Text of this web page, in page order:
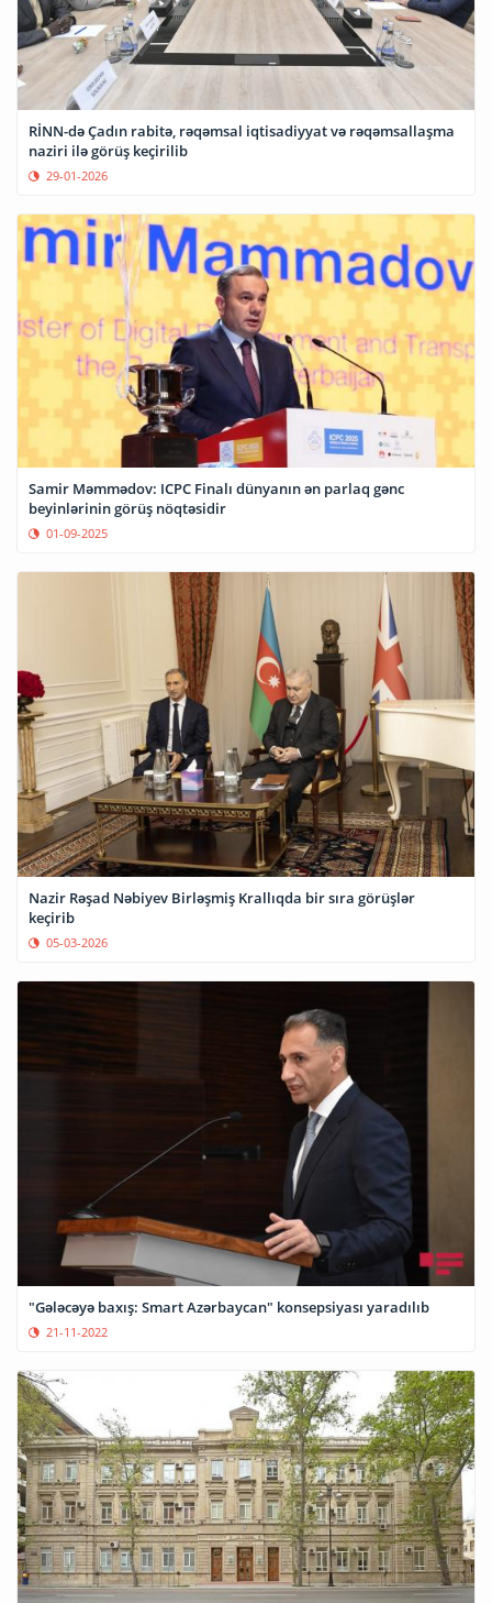
RİNN-də Çadın rabitə, rəqəmsal iqtisadiyyat və rəqəmsallaşma
naziri ilə görüş keçirilib
29-01-2026
Samir Məmmədov: ICPC Finalı dünyanın ən parlaq gənc
beyinlərinin görüş nöqtəsidir
01-09-2025
Nazir Rəşad Nəbiyev Birləşmiş Krallıqda bir sıra görüşlər
keçirib
05-03-2026
"Gələcəyə baxış: Smart Azərbaycan" konsepsiyası yaradılıb
21-11-2022